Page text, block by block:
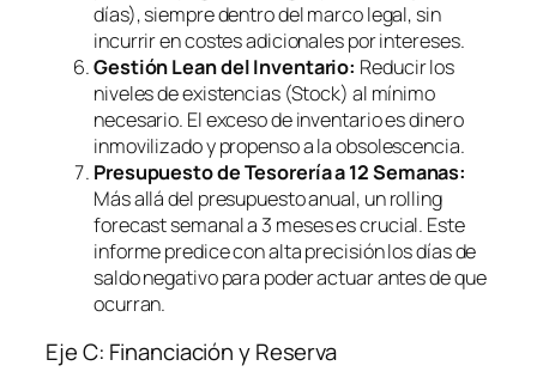
días), siempre dentro del marco legal, sin
incurrir en costes adicionales por intereses.
Gestión Lean del Inventario: Reducir los
niveles de existencias (Stock) al mínimo
necesario. El exceso de inventario es dinero
inmovilizado y propenso a la obsolescencia.
Presupuesto de Tesorería a 12 Semanas:
Más allá del presupuesto anual, unrolling
forecastsemanal a 3 meses es crucial. Este
informe predice con alta precisión los días de
saldo negativo para poder actuar antes de que
ocurran.
Eje C: Financiación y Reserva